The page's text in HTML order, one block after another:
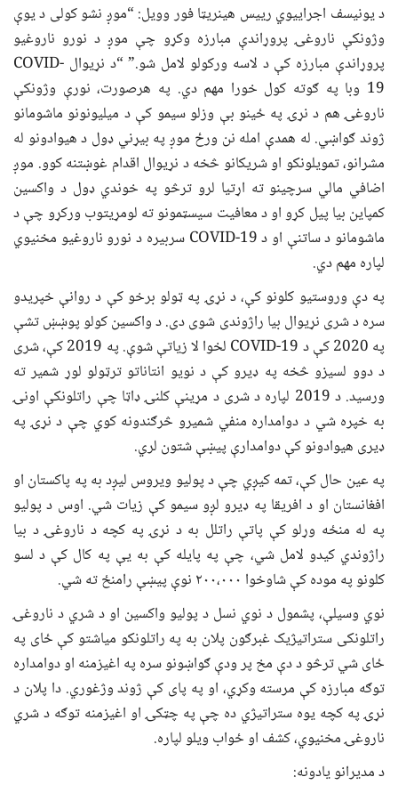
د یونیسف اجراییوي رییس هینریټا فور وویل: “موږ نشو کولی د یوې
وژونکې ناروغۍ پروړاندې مبارزه وکړو چې موږ د نورو ناروغیو
پروړاندې مبارزه کې د لاسه ورکولو لامل شو.” “د نړیوال COVID-
19 وبا په ګوته کول خورا مهم دي. په هرصورت، نورې وژونکې
ناروغۍ هم د نړۍ په ځینو بې وزلو سیمو کې د میلیونونو ماشومانو
ژوند ګواښي. له همدې امله نن ورځ موږ په بیړني ډول د هیوادونو له
مشرانو، تمویلونکو او شریکانو څخه د نړیوال اقدام غوښتنه کوو. موږ
اضافي مالي سرچینو ته اړتیا لرو ترڅو په خوندي ډول د واکسین
کمپاین بیا پیل کړو او د معافیت سیسټمونو ته لومړیتوب ورکړو چې د
ماشومانو د ساتنې او د COVID-19 سربیره د نورو ناروغیو مخنیوي
لپاره مهم دي.
په دې وروستیو کلونو کې، د نړۍ په ټولو برخو کې د روانې خپریدو
سره د شری نړیوال بیا راژوندی شوی دی. د واکسین کولو پوښښ تشې
په 2020 کې د COVID-19 لخوا لا زیاتې شوې. په 2019 کې، شری
د دوو لسیزو څخه په ډیرو کې د نویو انتاناتو ترټولو لوړ شمیر ته
ورسید. د 2019 لپاره د شری د مړینې کلنۍ ډاټا چې راتلونکې اونۍ
به خپره شي د دوامداره منفي شمیرو څرګندونه کوي چې د نړۍ په
ډیری هیوادونو کې دوامدارې پیښې شتون لري.
په عین حال کې، تمه کیږي چې د پولیو ویروس لیږد به په پاکستان او
افغانستان او د افریقا په ډیرو لږو سیمو کې زیات شي. اوس د پولیو
په له منځه وړلو کې پاتې راتلل به د نړۍ په کچه د ناروغۍ د بیا
راژوندي کیدو لامل شي، چې په پایله کې به یې په کال کې د لسو
کلونو په موده کې شاوخوا ۲۰۰،۰۰۰ نوې پیښې رامنځ ته شي.
نوي وسیلې، پشمول د نوي نسل د پولیو واکسین او د شري د ناروغۍ
راتلونکی ستراتیژیک غبرګون پلان به په راتلونکو میاشتو کې ځای په
ځای شي ترڅو د دې مخ پر ودې ګواښونو سره په اغیزمنه او دوامداره
توګه مبارزه کې مرسته وکړي، او په پای کې ژوند وژغوري. دا پلان د
نړۍ په کچه یوه ستراتیژي ده چې په چټکۍ او اغیزمنه توګه د شري
ناروغۍ مخنیوي، کشف او ځواب ویلو لپاره.
د مدیرانو یادونه: